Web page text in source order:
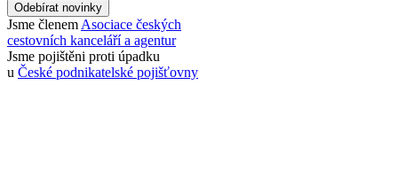
Odebírat novinky
Jsme členem Asociace českých
cestovních kanceláří a agentur
Jsme pojištěni proti úpadku
u České podnikatelské pojišťovny